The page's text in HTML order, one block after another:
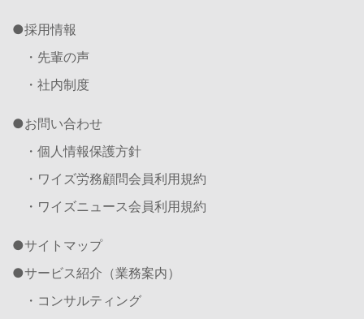
採用情報
・先輩の声
・社内制度
お問い合わせ
・個人情報保護方針
・ワイズ労務顧問会員利用規約
・ワイズニュース会員利用規約
サイトマップ
サービス紹介（業務案内）
・コンサルティング